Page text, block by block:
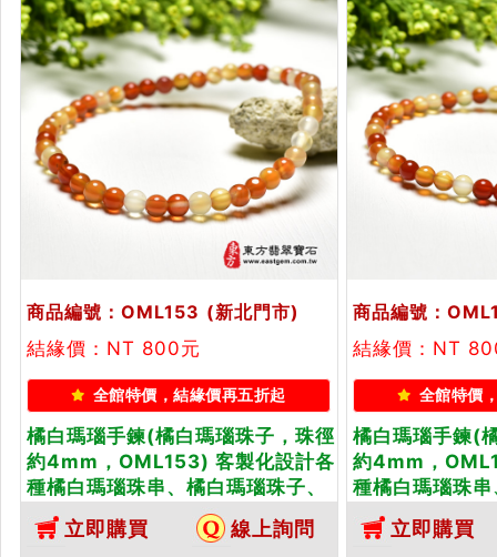
商品編號：OML153 (新北門市)
結緣價：NT 800元
全館特價，結緣價再五折起
橘白瑪瑙手鍊(橘白瑪瑙珠子，珠徑
約4mm，OML153) 客製化設計各
種橘白瑪瑙珠串、橘白瑪瑙珠子、
橘白瑪瑙手鍊、橘白瑪瑙手珠。★
附東方翡翠寶石保證卡
立即購買 線上詢問
商品編號：
結緣價：NT
全館特價
橘白瑪瑙手鍊(
約4mm，
種橘白瑪瑙珠
橘白瑪瑙手鍊
附東方翡翠寶
立即購買